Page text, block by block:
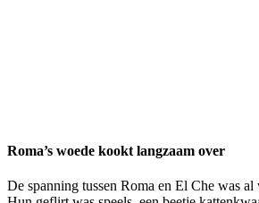
Roma’s woede kookt langzaam over
De spanning tussen Roma en El Che was